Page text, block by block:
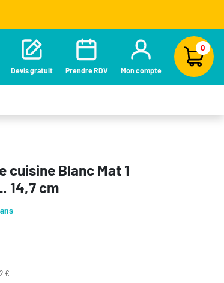
Devis gratuit Prendre RDV Mon compte
0
cuisine Blanc Mat 1
14,7 cm
€